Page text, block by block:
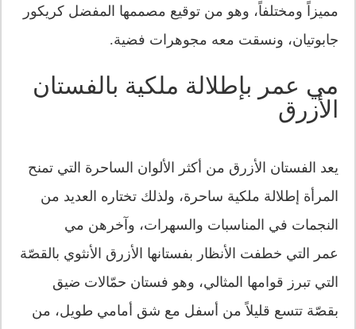
مميزاً ومختلفاً، وهو من توقيع مصممها المفضل كريكور
جابوتيان، ونسقت معه مجوهرات فضية.
مي عمر بإطلالة ملكية بالفستان
الأزرق
يعد الفستان الأزرق من أكثر الألوان الساحرة التي تمنح
المرأة إطلالة ملكية ساحرة، ولذلك تختاره العديد من
النجمات في المناسبات والسهرات، وآخرهن مي
عمر التي خطفت الأنظار بفستانها الأزرق الأنثوي بالقصّة
التي تبرز قوامها المثالي، وهو فستان حمّالات ضيق
بقصّة تتسع قليلاً من أسفل مع شق أمامي طويل، من